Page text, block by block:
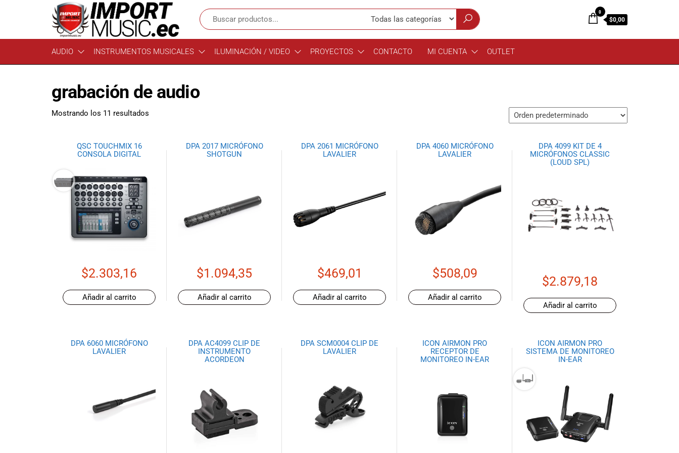
Import
Music
Import Music
Ecuador!
tienda
especializada
en
equipo de
audio e
para músicos y
amantes de la
música.
Ofrecemos una
amplia gama
de productos
de las mejores
mercado,
guitarras, bajos
y baterías
altavoces.
instrumentos
0
$0,00
AUDIO INSTRUMENTOS MUSICALES ILUMINACIÓN / VIDEO PROYECTOS CONTACTO MI CUENTA OUTLET
grabación de audio
Mostrando los 11 resultados
QSC TOUCHMIX 16
CONSOLA DIGITAL
$2.303,16
Añadir al carrito
DPA 2017 MICRÓFONO
SHOTGUN
$1.094,35
Añadir al carrito
DPA 2061 MICRÓFONO
LAVALIER
$469,01
Añadir al carrito
DPA 4060 MICRÓFONO
LAVALIER
$508,09
Añadir al carrito
DPA 4099 KIT DE 4
MICRÓFONOS CLASSIC
(LOUD SPL)
$2.879,18
Añadir al carrito
DPA 6060 MICRÓFONO
LAVALIER
DPA AC4099 CLIP DE
INSTRUMENTO
ACORDEON
DPA SCM0004 CLIP DE
LAVALIER
ICON AIRMON PRO
RECEPTOR DE
MONITOREO IN-EAR
ICON AIRMON PRO
SISTEMA DE MONITOREO
IN-EAR